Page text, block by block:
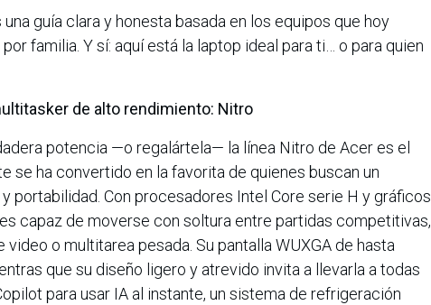
guía clara y honesta basada en los equipos que hoy
familia. Y sí: aquí está la laptop ideal para ti… o para quien
de alto rendimiento: Nitro
potencia —o regalártela— la línea Nitro de Acer es el
se ha convertido en la favorita de quienes buscan un
portabilidad. Con procesadores Intel Core serie H y gráficos
capaz de moverse con soltura entre partidas competitivas,
o multitarea pesada. Su pantalla WUXGA de hasta
que su diseño ligero y atrevido invita a llevarla a todas
para usar IA al instante, un sistema de refrigeración